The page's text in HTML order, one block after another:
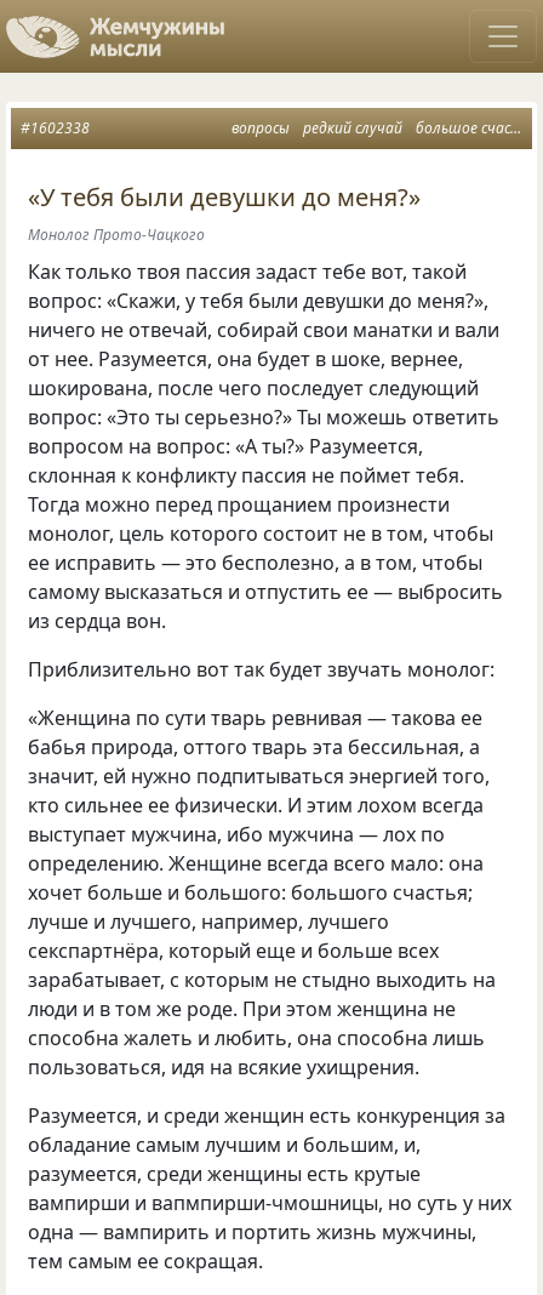
вопросы редкий случай большое счастье
#1602338
«У тебя были девушки до меня?»
Монолог Прото-Чацкого
Как только твоя пассия задаст тебе вот, такой
вопрос: «Скажи, у тебя были девушки до меня?»,
ничего не отвечай, собирай свои манатки и вали
от нее. Разумеется, она будет в шоке, вернее,
шокирована, после чего последует следующий
вопрос: «Это ты серьезно?» Ты можешь ответить
вопросом на вопрос: «А ты?» Разумеется,
склонная к конфликту пассия не поймет тебя.
Тогда можно перед прощанием произнести
монолог, цель которого состоит не в том, чтобы
ее исправить — это бесполезно, а в том, чтобы
самому высказаться и отпустить ее — выбросить
из сердца вон.
Приблизительно вот так будет звучать монолог:
«Женщина по сути тварь ревнивая — такова ее
бабья природа, оттого тварь эта бессильная, а
значит, ей нужно подпитываться энергией того,
кто сильнее ее физически. И этим лохом всегда
выступает мужчина, ибо мужчина — лох по
определению. Женщине всегда всего мало: она
хочет больше и большого: большого счастья;
лучше и лучшего, например, лучшего
секспартнёра, который еще и больше всех
зарабатывает, с которым не стыдно выходить на
люди и в том же роде. При этом женщина не
способна жалеть и любить, она способна лишь
пользоваться, идя на всякие ухищрения.
Разумеется, и среди женщин есть конкуренция за
обладание самым лучшим и большим, и,
разумеется, среди женщины есть крутые
вампирши и вапмпирши-чмошницы, но суть у них
одна — вампирить и портить жизнь мужчины,
тем самым ее сокращая.